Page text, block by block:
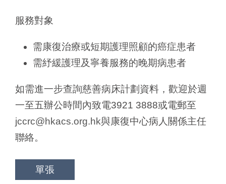
服務對象
需康復治療或短期護理照顧的癌症患者
需紓緩護理及寧養服務的晚期病患者
如需進一步查詢慈善病床計劃資料，歡迎於週
一至五辦公時間內致電3921 3888或電郵至
jccrc@hkacs.org.hk與康復中心病人關係主任
聯絡。
單張